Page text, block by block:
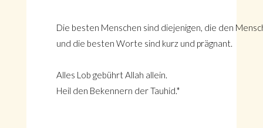
Die besten Menschen sind diejenigen, die den
und die besten Worte sind kurz und prägnant.
Alles Lob gebührt Allah allein.
Heil den Bekennern der Tauhid.*